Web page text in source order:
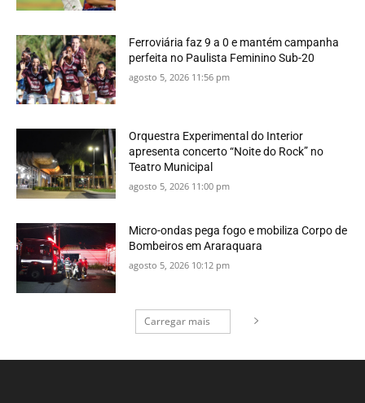
Ferroviária faz 9 a 0 e mantém campanha
perfeita no Paulista Feminino Sub-20
agosto 5, 2026 11:56 pm
Orquestra Experimental do Interior
apresenta concerto “Noite do Rock” no
Teatro Municipal
agosto 5, 2026 11:00 pm
Micro-ondas pega fogo e mobiliza Corpo de
Bombeiros em Araraquara
agosto 5, 2026 10:12 pm
Carregar mais